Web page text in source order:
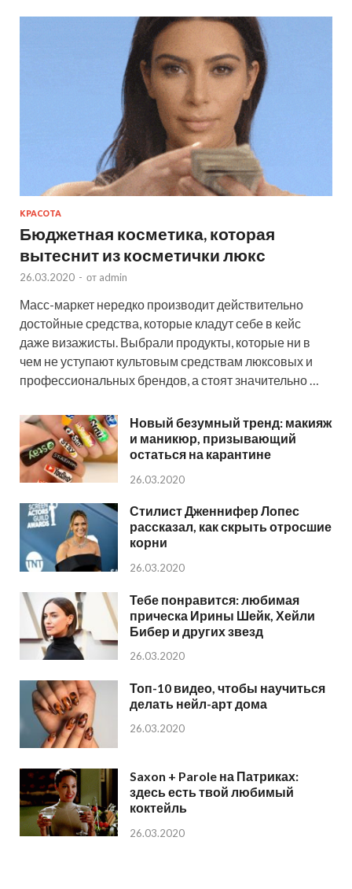
КРАСОТА
Бюджетная косметика, которая
вытеснит из косметички люкс
26.03.2020 - от admin
Масс-маркет нередко производит действительно
достойные средства, которые кладут себе в кейс
даже визажисты. Выбрали продукты, которые ни в
чем не уступают культовым средствам люксовых и
профессиональных брендов, а стоят значительно …
Новый безумный тренд: макияж
и маникюр, призывающий
остаться на карантине
26.03.2020
Стилист Дженнифер Лопес
рассказал, как скрыть отросшие
корни
26.03.2020
Тебе понравится: любимая
прическа Ирины Шейк, Хейли
Бибер и других звезд
26.03.2020
Топ-10 видео, чтобы научиться
делать нейл-арт дома
26.03.2020
Saxon + Parole на Патриках:
здесь есть твой любимый
коктейль
26.03.2020